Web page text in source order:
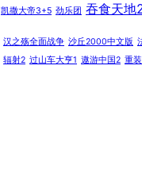
凯撒大帝3+5 劲乐团 吞食天地
汉之殇全面战争 沙丘2000中文版
辐射2 过山车大亨1 遨游中国2 重